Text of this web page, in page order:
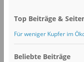
Top Beiträge &
Für weniger Kupfer im
Beliebte Beiträge